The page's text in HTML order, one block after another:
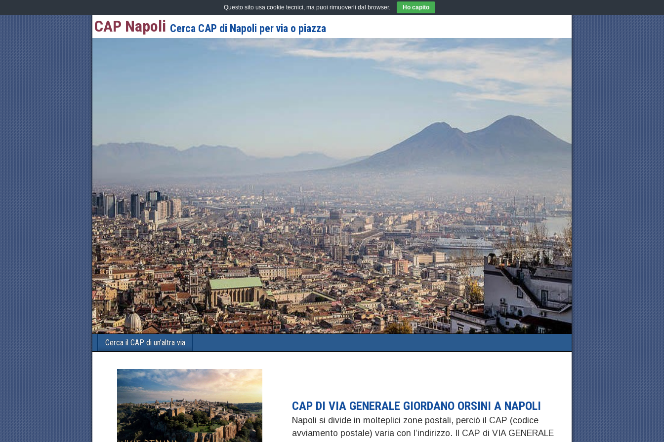
CAP Napoli Cerca CAP di Napoli per via o piazza
Cerca il CAP di un’altra via
CAP DI VIA GENERALE GIORDANO ORSINI A NAPOLI
Napoli si divide in molteplici zone postali, perciò il CAP (codice
avviamento postale) varia con l’indirizzo. Il CAP di VIA GENERALE
Questo sito usa cookie tecnici, ma puoi rimuoverli dal browser. Ho capito